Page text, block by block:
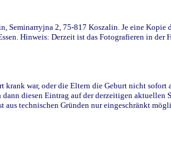
2, 75-817 Koszalin. Je eine Kopie
Hinweis: Derzeit ist das Fotografieren in der
war, oder die Eltern die Geburt nicht sofort
diesen Eintrag auf der derzeitigen aktuellen
technischen Gründen nur eingeschränkt